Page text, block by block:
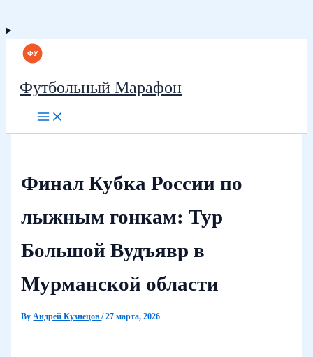
Футбольный Марафон
Финал Кубка России по
лыжным гонкам: Тур
Большой Вудъявр в
Мурманской области
By Андрей Кузнецов/27 марта, 2026